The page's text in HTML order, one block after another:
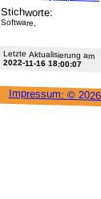
Stichworte:
Software,
Letzte Aktu­alisie­rung am
2022-11-16 18:00:07
Impressum: ©